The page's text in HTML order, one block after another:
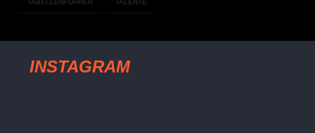
TABELLENFÜHRER TALENTE
INSTAGRAM